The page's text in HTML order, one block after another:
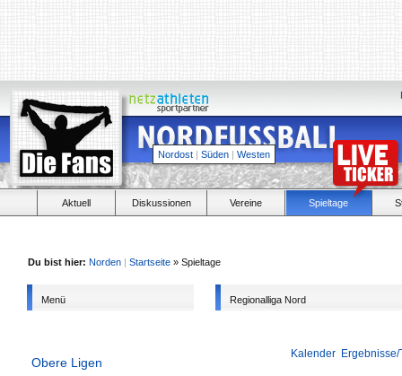
Nordost | Süden | Westen
Aktuell Diskussionen Vereine Spieltage
Du bist hier: Norden | Startseite » Spieltage
Menü
Obere Ligen
Regionalliga Nord
Kalender